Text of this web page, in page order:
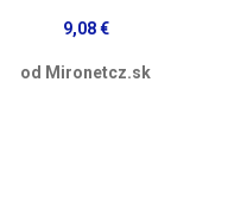
9,08 €
od Mironetcz.sk